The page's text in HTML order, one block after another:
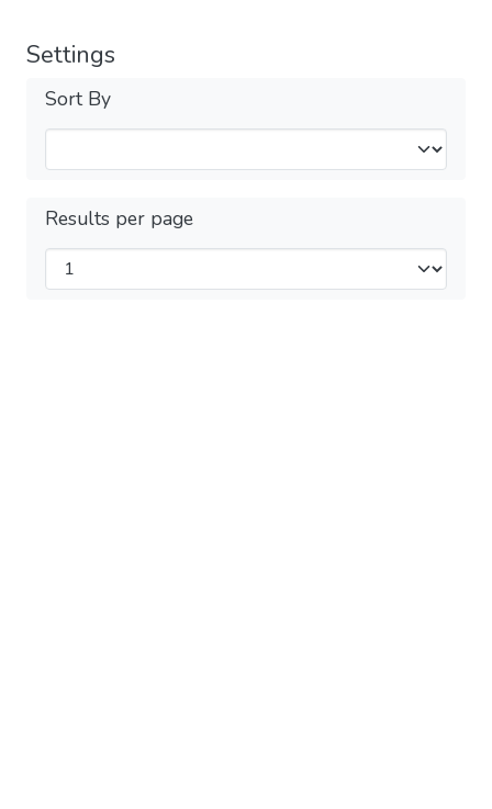
Settings
Sort By
Results per page